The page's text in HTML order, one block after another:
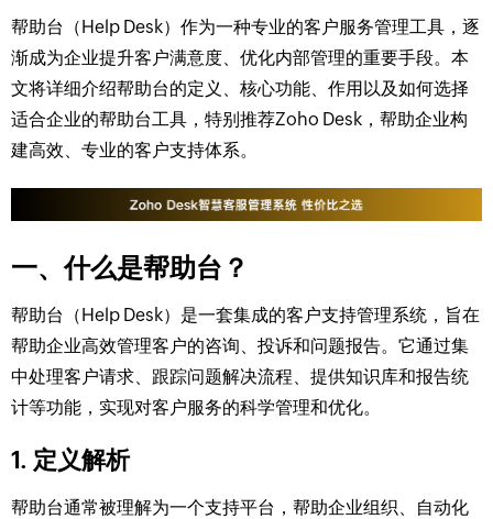
帮助台（Help Desk）作为一种专业的客户服务管理工具，逐
渐成为企业提升客户满意度、优化内部管理的重要手段。本
文将详细介绍帮助台的定义、核心功能、作用以及如何选择
适合企业的帮助台工具，特别推荐Zoho Desk，帮助企业构
建高效、专业的客户支持体系。
一、什么是帮助台？
帮助台（Help Desk）是一套集成的客户支持管理系统，旨在
帮助企业高效管理客户的咨询、投诉和问题报告。它通过集
中处理客户请求、跟踪问题解决流程、提供知识库和报告统
计等功能，实现对客户服务的科学管理和优化。
1. 定义解析
帮助台通常被理解为一个支持平台，帮助企业组织、自动化